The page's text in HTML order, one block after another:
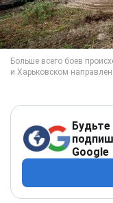
Google